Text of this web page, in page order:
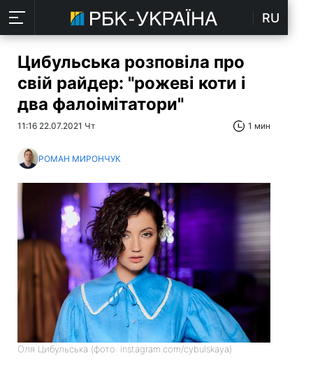
RU
Цибульська розповіла про
свій райдер: "рожеві коти і
два фалоімітатори"
11:16 22.07.2021 Чт 1 мин
РОМАН МИРОНЧУК
Оля Цибульська (фото: instagram.com/cybulskaya)